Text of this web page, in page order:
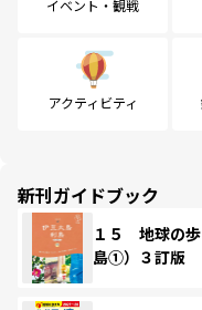
イベント・観戦
アクティビティ
新刊ガイドブック
１５ 地球の
島①）３訂版